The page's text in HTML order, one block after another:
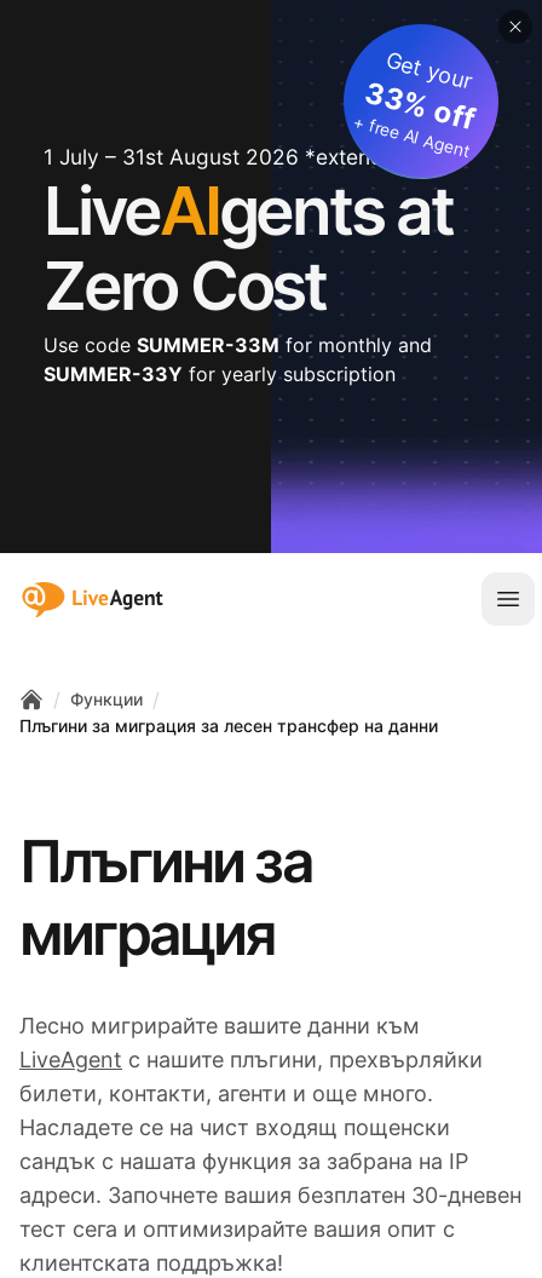
1 July – 31st August 2026 *extended
LiveAIgents at
Zero Cost
Get your
33% off
+ free AI Agent
Use code SUMMER-33Mfor monthly and
SUMMER-33Y for yearly subscription
:site.title
Home
/ Функции /
Плъгини за миграция за лесен трансфер на данни
Плъгини за
миграция
Лесно мигрирайте вашите данни към
LiveAgent с нашите плъгини, прехвърляйки
билети, контакти, агенти и още много.
Насладете се на чист входящ пощенски
сандък с нашата функция за забрана на IP
адреси. Започнете вашия безплатен 30-дневен
тест сега и оптимизирайте вашия опит с
клиентската поддръжка!